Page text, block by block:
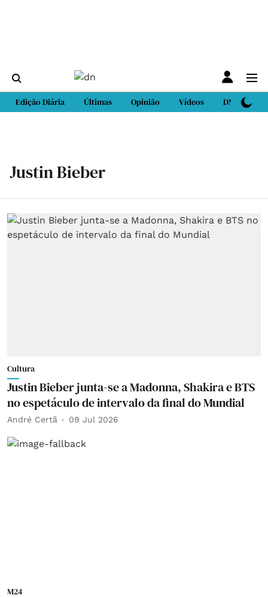
Edição Diária Últimas Opinião Vídeos DN Sport
Justin Bieber
Cultura
Justin Bieber junta-se a Madonna, Shakira e BTS
no espetáculo de intervalo da final do Mundial
André Certã 09 Jul 2026
M24